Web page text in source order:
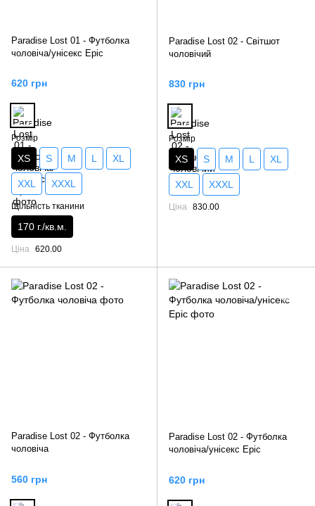
Paradise Lost 01 - Футболка
чоловіча/унісекс Epic
620 грн
Розмір
XS S M L XL
XXL XXXL
Щільність тканини
170 г./кв.м.
Ціна 620.00
Paradise Lost 02 - Світшот
чоловічий
830 грн
Розмір
XS S M L XL
XXL XXXL
Ціна 830.00
Paradise Lost 02 - Футболка
чоловіча
560 грн
Paradise Lost 02 - Футболка
чоловіча/унісекс Epic
620 грн